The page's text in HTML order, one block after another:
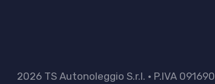
2026 TS Autonoleggio S.r.l. • P.IVA